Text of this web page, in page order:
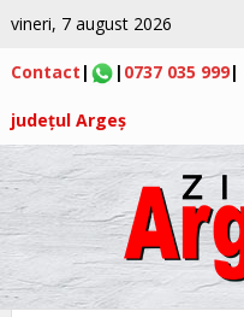
vineri, 7 august 2026
Contact | | 0737 035 999|
județul Argeș